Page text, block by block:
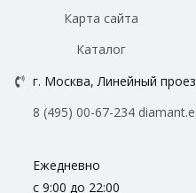
Карта сайта
Каталог
г. Москва, Линейный
8 (495) 00-67-234
Ежедневно
с 9:00 до 22:00